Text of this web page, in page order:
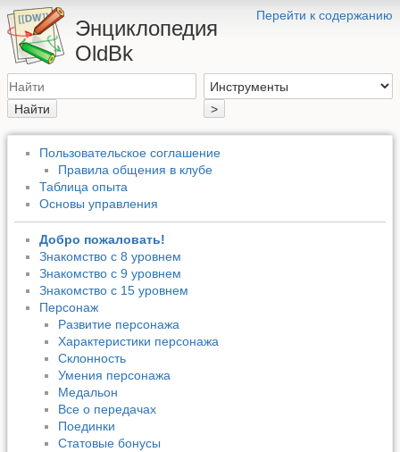
Перейти к содержанию
Энциклопедия
OldBk
Найти >
Пользовательское соглашение
Правила общения в клубе
Таблица опыта
Основы управления
Добро пожаловать!
Знакомство с 8 уровнем
Знакомство с 9 уровнем
Знакомство с 15 уровнем
Персонаж
Развитие персонажа
Характеристики персонажа
Склонность
Умения персонажа
Медальон
Все о передачах
Поединки
Статовые бонусы